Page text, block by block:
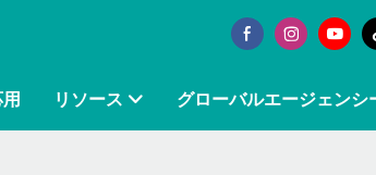
リソース グローバルエージェンシ